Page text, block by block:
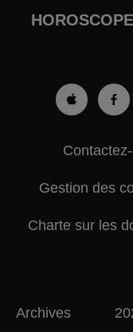
HOROSCOPE
Gestion des
Charte sur les
Archives